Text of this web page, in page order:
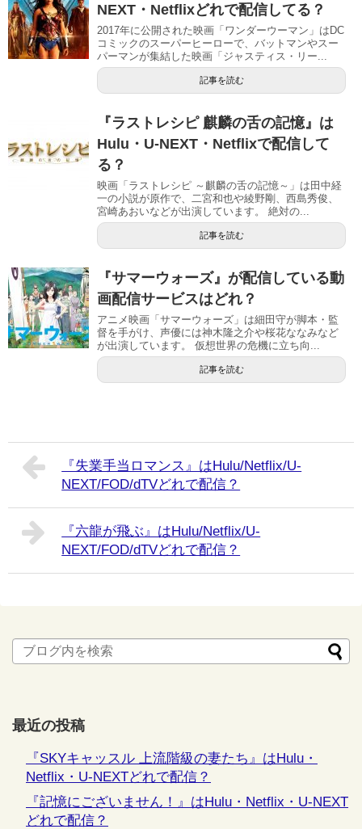
NEXT・Netflixどれで配信してる？
2017年に公開された映画「ワンダーウーマン」はDC
コミックのスーパーヒーローで、バットマンやスー
パーマンが集結した映画「ジャスティス・リー...
記事を読む
『ラストレシピ 麒麟の舌の記憶』は
Hulu・U-NEXT・Netflixで配信して
る？
映画「ラストレシピ ～麒麟の舌の記憶～」は田中経
一の小説が原作で、二宮和也や綾野剛、西島秀俊、
宮崎あおいなどが出演しています。 絶対の...
記事を読む
『サマーウォーズ』が配信している動
画配信サービスはどれ？
アニメ映画「サマーウォーズ」は細田守が脚本・監
督を手がけ、声優には神木隆之介や桜花ななみなど
が出演しています。 仮想世界の危機に立ち向...
記事を読む
『失業手当ロマンス』はHulu/Netflix/U-
NEXT/FOD/dTVどれで配信？
『六龍が飛ぶ』はHulu/Netflix/U-
NEXT/FOD/dTVどれで配信？
最近の投稿
『SKYキャッスル 上流階級の妻たち』はHulu・
Netflix・U-NEXTどれで配信？
『記憶にございません！』はHulu・Netflix・U-NEXT
どれで配信？